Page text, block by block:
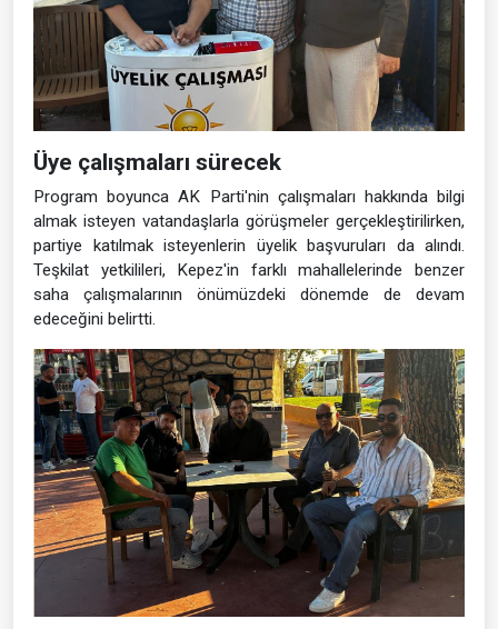
Üye çalışmaları sürecek
Program boyunca AK Parti'nin çalışmaları hakkında bilgi
almak isteyen vatandaşlarla görüşmeler gerçekleştirilirken,
partiye katılmak isteyenlerin üyelik başvuruları da alındı.
Teşkilat yetkilileri, Kepez'in farklı mahallelerinde benzer
saha çalışmalarının önümüzdeki dönemde de devam
edeceğini belirtti.